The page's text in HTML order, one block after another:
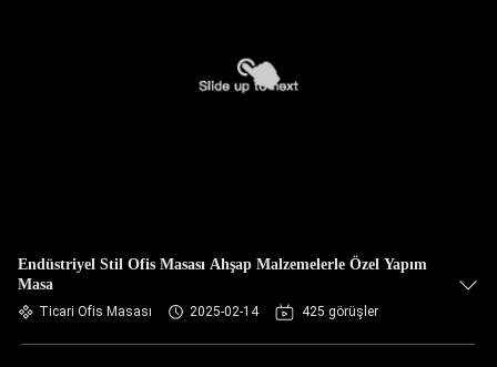
Endüstriyel Stil Ofis Masası Ahşap Malzemelerle Özel Yapım
Masa
Ticari Ofis Masası 2025-02-14 425 görüşler